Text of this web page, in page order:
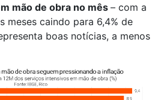
mão de obra no mês – com a
meses caindo para 6,4% de
boas notícias, a menos